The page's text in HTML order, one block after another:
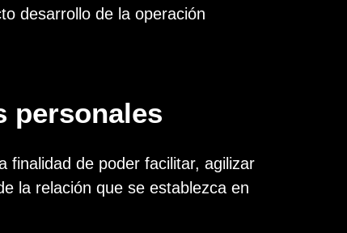
desarrollo de la operación
personales
finalidad de poder facilitar, agilizar
la relación que se establezca en